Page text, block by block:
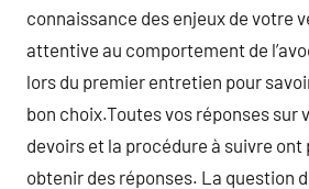
connaissance des enjeux de votre
attentive au comportement de
lors du premier entretien pour
bon choix.Toutes vos réponses sur
devoirs et la procédure à suivre ont
obtenir des réponses. La question